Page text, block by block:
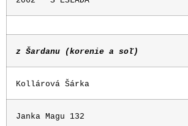
z Šardanu (korenie a soľ)
Kollárová Šárka
Janka Magu 132